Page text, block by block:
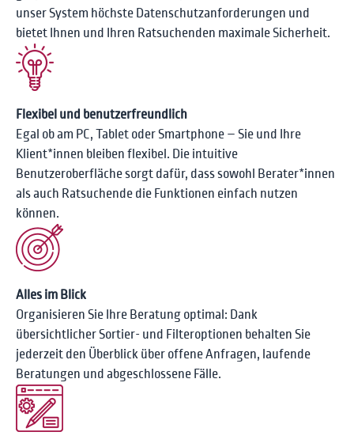
unser System höchste Datenschutzanforderungen und
bietet Ihnen und Ihren Ratsuchenden maximale Sicherheit.
Flexibel und benutzerfreundlich
Egal ob am PC, Tablet oder Smartphone – Sie und Ihre
Klient*innen bleiben flexibel. Die intuitive
Benutzeroberfläche sorgt dafür, dass sowohl Berater*innen
als auch Ratsuchende die Funktionen einfach nutzen
können.
Alles im Blick
Organisieren Sie Ihre Beratung optimal: Dank
übersichtlicher Sortier- und Filteroptionen behalten Sie
jederzeit den Überblick über offene Anfragen, laufende
Beratungen und abgeschlossene Fälle.